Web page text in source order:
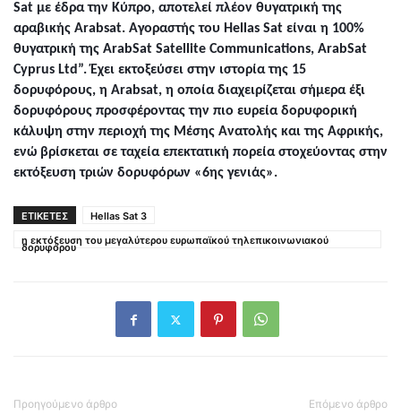
Sat με έδρα την Κύπρο, αποτελεί πλέον θυγατρική της
αραβικής Arabsat. Αγοραστής του Hellas Sat είναι η 100%
θυγατρική της ArabSat Satellite Communications, ArabSat
Cyprus Ltd”. Έχει εκτοξεύσει στην ιστορία της 15
δορυφόρους, η Arabsat, η οποία διαχειρίζεται σήμερα έξι
δορυφόρους προσφέροντας την πιο ευρεία δορυφορική
κάλυψη στην περιοχή της Μέσης Ανατολής και της Αφρικής,
ενώ βρίσκεται σε ταχεία επεκτατική πορεία στοχεύοντας στην
εκτόξευση τριών δορυφόρων «6ης γενιάς».
ΕΤΙΚΕΤΕΣ
Hellas Sat 3
η εκτόξευση του μεγαλύτερου ευρωπαϊκού τηλεπικοινωνιακού
δορυφόρου
Προηγούμενο άρθρο Επόμενο άρθρο